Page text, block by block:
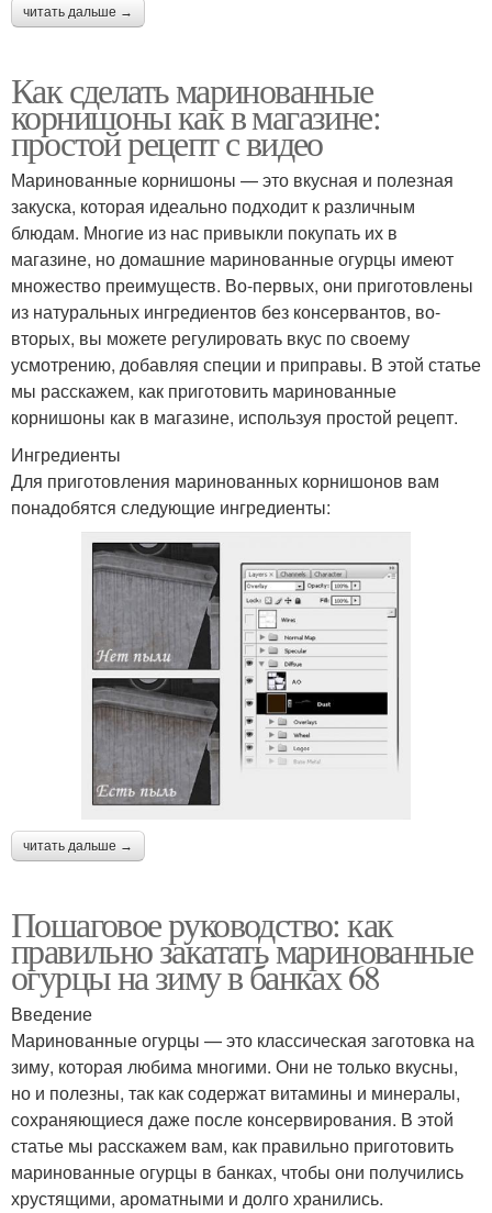
читать дальше →
Как сделать маринованные
корнишоны как в магазине:
простой рецепт с видео
Маринованные корнишоны — это вкусная и полезная
закуска, которая идеально подходит к различным
блюдам. Многие из нас привыкли покупать их в
магазине, но домашние маринованные огурцы имеют
множество преимуществ. Во-первых, они приготовлены
из натуральных ингредиентов без консервантов, во-
вторых, вы можете регулировать вкус по своему
усмотрению, добавляя специи и приправы. В этой статье
мы расскажем, как приготовить маринованные
корнишоны как в магазине, используя простой рецепт.
Ингредиенты
Для приготовления маринованных корнишонов вам
понадобятся следующие ингредиенты:
читать дальше →
Пошаговое руководство: как
правильно закатать маринованные
огурцы на зиму в банках 68
Введение
Маринованные огурцы — это классическая заготовка на
зиму, которая любима многими. Они не только вкусны,
но и полезны, так как содержат витамины и минералы,
сохраняющиеся даже после консервирования. В этой
статье мы расскажем вам, как правильно приготовить
маринованные огурцы в банках, чтобы они получились
хрустящими, ароматными и долго хранились.